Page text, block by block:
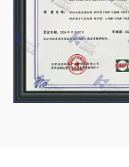
等； 食品加工企
安井、思念等；
宰企业：温氏、
物、贵旺、华绿